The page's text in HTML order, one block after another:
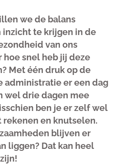
we de balans
inzicht te krijgen in de
van ons
hoe snel heb jij deze
Met één druk op de
administratie er een dag
wel drie dagen mee
ben je er zelf wel
rekenen en knutselen.
blijven er
liggen? Dat kan heel